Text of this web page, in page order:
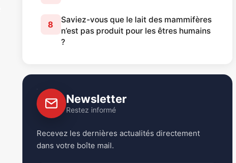
8
Saviez-vous que le lait des mammifères
n’est pas produit pour les êtres humains
?
Newsletter
Restez informé
Recevez les dernières actualités directement
dans votre boîte mail.